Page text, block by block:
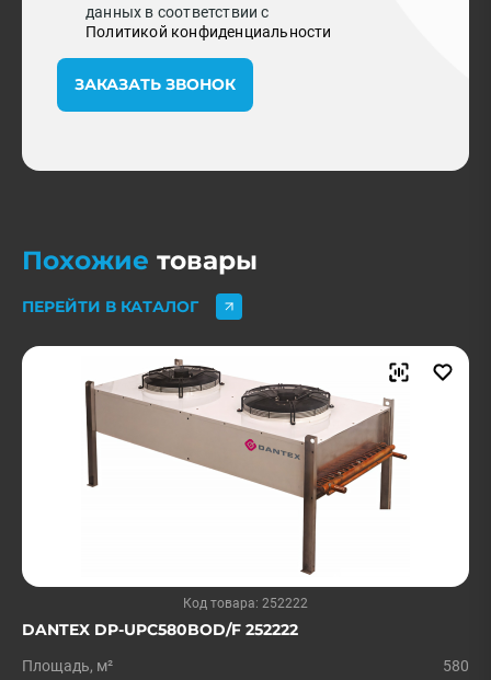
данных в соответствии с
Политикой конфиденциальности
ЗАКАЗАТЬ ЗВОНОК
Похожие товары
ПЕРЕЙТИ В КАТАЛОГ
Код товара: 252222
DANTEX DP-UPC580BOD/F 252222
Площадь, м²
580